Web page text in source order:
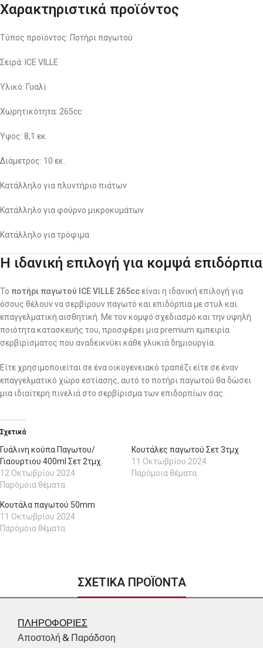
Χαρακτηριστικά προϊόντος
Τύπος προϊόντος: Ποτήρι παγωτού
Σειρά: ICE VILLE
Υλικό: Γυαλί
Χωρητικότητα: 265cc
Ύψος: 8,1 εκ.
Διάμετρος: 10 εκ.
Κατάλληλο για πλυντήριο πιάτων
Κατάλληλο για φούρνο μικροκυμάτων
Κατάλληλο για τρόφιμα
Η ιδανική επιλογή για κομψά επιδόρπια
Το ποτήρι παγωτού ICE VILLE 265cc είναι η ιδανική επιλογή για
όσους θέλουν να σερβίρουν παγωτό και επιδόρπια με στυλ και
επαγγελματική αισθητική. Με τον κομψό σχεδιασμό και την υψηλή
ποιότητα κατασκευής του, προσφέρει μια premium εμπειρία
σερβιρίσματος που αναδεικνύει κάθε γλυκιά δημιουργία.
Είτε χρησιμοποιείται σε ένα οικογενειακό τραπέζι είτε σε έναν
επαγγελματικό χώρο εστίασης, αυτό το ποτήρι παγωτού θα δώσει
μια ιδιαίτερη πινελιά στο σερβίρισμα των επιδορπίων σας.
Σχετικά
Γυάλινη κούπα Παγωτου/
Γιαουρτιου 400ml Σετ 2τμχ.
12 Οκτωβρίου 2024
Παρόμοια θέματα
Κουτάλες παγωτού Σετ 3τμχ
11 Οκτωβρίου 2024
Παρόμοια θέματα
Κουτάλα παγωτού 50mm
11 Οκτωβρίου 2024
Παρόμοια θέματα
ΣΧΕΤΙΚΑ ΠΡΟΪΟΝΤΑ
ΠΛΗΡΟΦΟΡΙΕΣ
Αποστολή & Παράδσοη